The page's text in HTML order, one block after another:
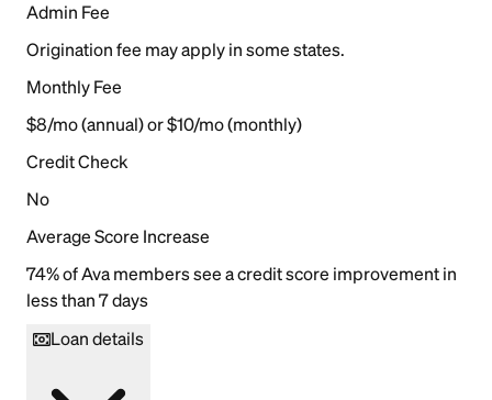
Admin Fee
Origination fee may apply in some states.
Monthly Fee
$8/mo (annual) or $10/mo (monthly)
Credit Check
No
Average Score Increase
74% of Ava members see a credit score improvement in
less than 7 days
Loan details